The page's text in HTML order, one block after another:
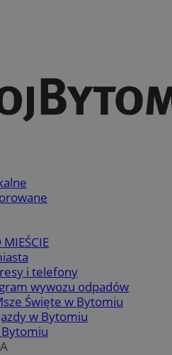
MIEŚCIE
i telefony
wywozu odpadów
Święte w Bytomiu
w Bytomiu